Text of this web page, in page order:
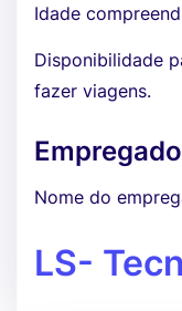
Idade
Disponibilidade
fazer viagens.
Nome do
LS-